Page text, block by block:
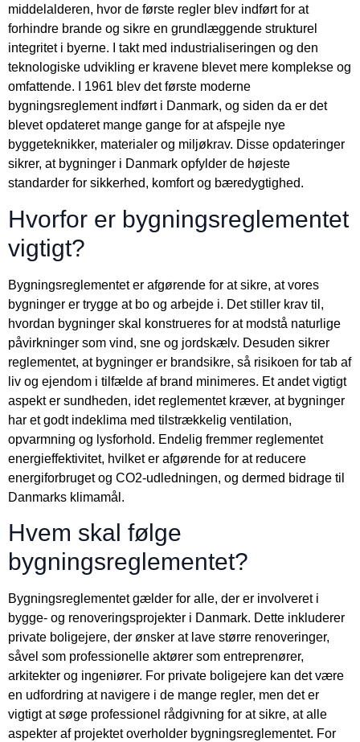
middelalderen, hvor de første regler blev indført for at
forhindre brande og sikre en grundlæggende strukturel
integritet i byerne. I takt med industrialiseringen og den
teknologiske udvikling er kravene blevet mere komplekse og
omfattende. I 1961 blev det første moderne
bygningsreglement indført i Danmark, og siden da er det
blevet opdateret mange gange for at afspejle nye
byggeteknikker, materialer og miljøkrav. Disse opdateringer
sikrer, at bygninger i Danmark opfylder de højeste
standarder for sikkerhed, komfort og bæredygtighed.
Hvorfor er bygningsreglementet
vigtigt?
Bygningsreglementet er afgørende for at sikre, at vores
bygninger er trygge at bo og arbejde i. Det stiller krav til,
hvordan bygninger skal konstrueres for at modstå naturlige
påvirkninger som vind, sne og jordskælv. Desuden sikrer
reglementet, at bygninger er brandsikre, så risikoen for tab af
liv og ejendom i tilfælde af brand minimeres. Et andet vigtigt
aspekt er sundheden, idet reglementet kræver, at bygninger
har et godt indeklima med tilstrækkelig ventilation,
opvarmning og lysforhold. Endelig fremmer reglementet
energieffektivitet, hvilket er afgørende for at reducere
energiforbruget og CO2-udledningen, og dermed bidrage til
Danmarks klimamål.
Hvem skal følge
bygningsreglementet?
Bygningsreglementet gælder for alle, der er involveret i
bygge- og renoveringsprojekter i Danmark. Dette inkluderer
private boligejere, der ønsker at lave større renoveringer,
såvel som professionelle aktører som entreprenører,
arkitekter og ingeniører. For private boligejere kan det være
en udfordring at navigere i de mange regler, men det er
vigtigt at søge professionel rådgivning for at sikre, at alle
aspekter af projektet overholder bygningsreglementet. For